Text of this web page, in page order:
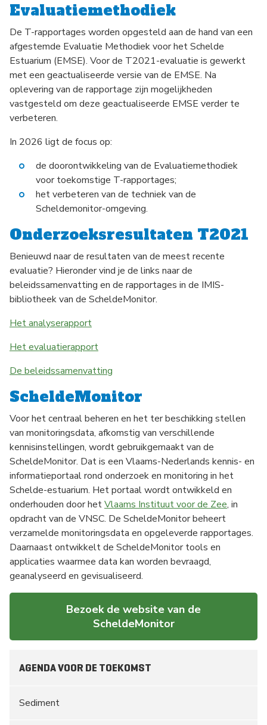
Evaluatiemethodiek
De T-rapportages worden opgesteld aan de hand van een
afgestemde Evaluatie Methodiek voor het Schelde
Estuarium (EMSE). Voor de T2021-evaluatie is gewerkt
met een geactualiseerde versie van de EMSE. Na
oplevering van de rapportage zijn mogelijkheden
vastgesteld om deze geactualiseerde EMSE verder te
verbeteren.
In 2026 ligt de focus op:
de doorontwikkeling van de Evaluatiemethodiek
voor toekomstige T-rapportages;
het verbeteren van de techniek van de
Scheldemonitor-omgeving.
Onderzoeksresultaten T2021
Benieuwd naar de resultaten van de meest recente
evaluatie? Hieronder vind je de links naar de
beleidssamenvatting en de rapportages in de IMIS-
bibliotheek van de ScheldeMonitor.
Het analyserapport
Het evaluatierapport
De beleidssamenvatting
ScheldeMonitor
Voor het centraal beheren en het ter beschikking stellen
van monitoringsdata, afkomstig van verschillende
kennisinstellingen, wordt gebruikgemaakt van de
ScheldeMonitor. Dat is een Vlaams-Nederlands kennis- en
informatieportaal rond onderzoek en monitoring in het
Schelde-estuarium. Het portaal wordt ontwikkeld en
onderhouden door hetVlaams Instituut voor de Zee, in
opdracht van de VNSC. De ScheldeMonitor beheert
verzamelde monitoringsdata en opgeleverde rapportages.
Daarnaast ontwikkelt de ScheldeMonitor tools en
applicaties waarmee data kan worden bevraagd,
geanalyseerd en gevisualiseerd.
Bezoek de website van de
ScheldeMonitor
AGENDA VOOR DE TOEKOMST
Sediment